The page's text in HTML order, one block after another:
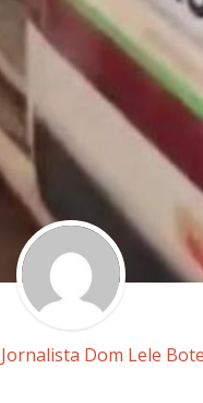
Jornalista Dom Lele